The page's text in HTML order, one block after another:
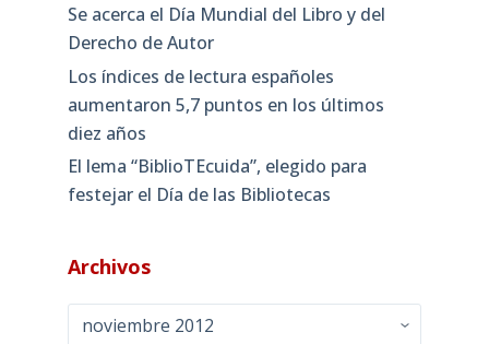
Se acerca el Día Mundial del Libro y del
Derecho de Autor
Los índices de lectura españoles
aumentaron 5,7 puntos en los últimos
diez años
El lema “BiblioTEcuida”, elegido para
festejar el Día de las Bibliotecas
Archivos
Archivos